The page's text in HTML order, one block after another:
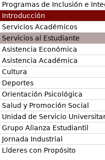
Programas de Inclusión e
Introducción
Servicios Académicos
Servicios al Estudiante
Asistencia Económica
Asistencia Académica
Cultura
Deportes
Orientación Psicológica
Salud y Promoción Social
Unidad de Servicio
Grupo Alianza Estudiantil
Jornada Industrial
Líderes con Propósito